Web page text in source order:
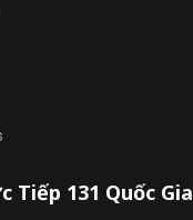
Tiếp 131 Quốc Gia